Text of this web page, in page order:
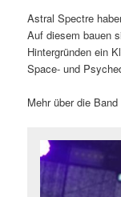
Astral Spectre
Auf diesem bauen
Hintergründen ein
Space- und
Mehr über die